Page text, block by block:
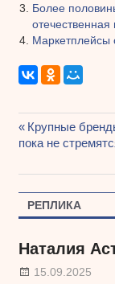
Более
отечественная
Маркетплейсы
по
записям
Предыдущая
запись:
Крупные
пока не
РЕПЛИКА
Наталия
15.09.2025